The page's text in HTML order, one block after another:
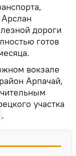
дороги
готов
вокзале
Арпачай,
участка
.